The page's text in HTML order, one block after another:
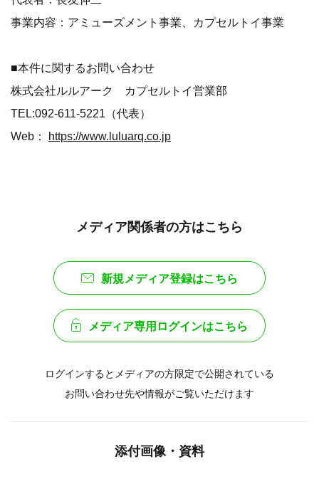
事業内容：アミューズメント事業、カプセルトイ事業
■本件に関するお問い合わせ
株式会社ルルアーク カプセルトイ営業部
TEL:092-611-5221（代表）
Web： https://www.luluarq.co.jp
メディア関係者の方はこちら
新規メディア登録はこちら
メディア専用ログインはこちら
ログインするとメディアの方限定で公開されている
お問い合わせ先や情報がご覧いただけます
添付画像・資料